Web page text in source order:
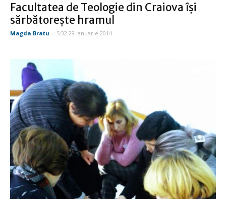
Facultatea de Teologie din Craiova îşi
sărbătoreşte hramul
Magda Bratu - 5:32 29 ianuarie 2014